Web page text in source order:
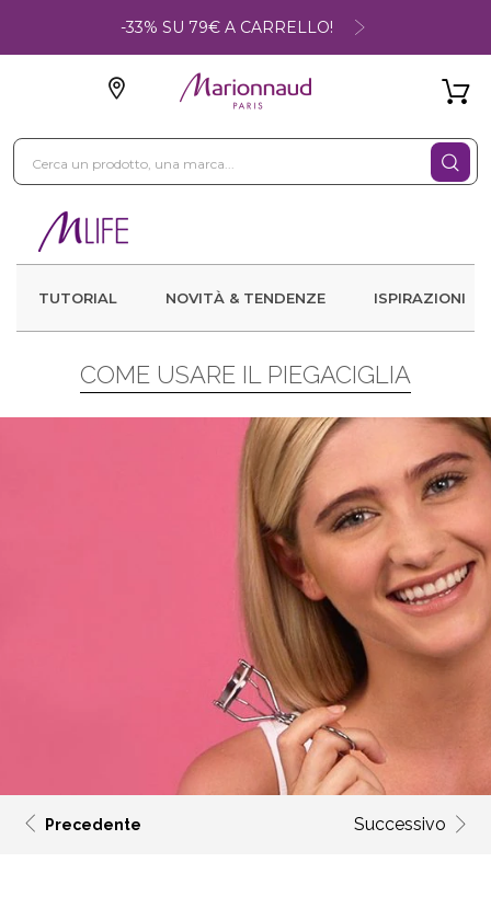
-33% SU 79€ A CARRELLO!
TUTORIAL NOVITÀ & TENDENZE ISPIRAZIONI
COME USARE IL PIEGACIGLIA
Precedente Successivo